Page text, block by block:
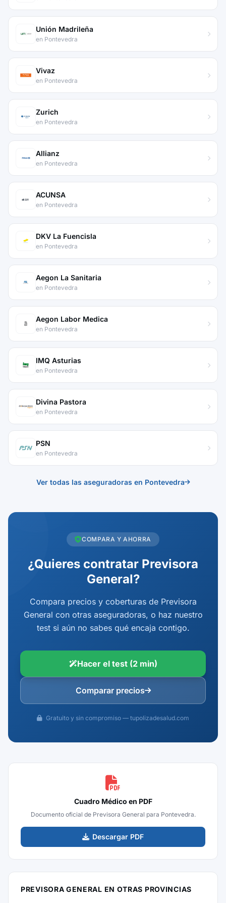
Unión Madrileña
en Pontevedra
Vivaz
en Pontevedra
Zurich
en Pontevedra
Allianz
en Pontevedra
ACUNSA
en Pontevedra
DKV La Fuencisla
en Pontevedra
Aegon La Sanitaria
en Pontevedra
Aegon Labor Medica
en Pontevedra
IMQ Asturias
en Pontevedra
Divina Pastora
en Pontevedra
PSN
en Pontevedra
Ver todas las aseguradoras en Pontevedra
COMPARA Y AHORRA
¿Quieres contratar Previsora
General?
Compara precios y coberturas de Previsora
General con otras aseguradoras, o haz nuestro
test si aún no sabes qué encaja contigo.
Hacer el test (2 min)
Comparar precios
Gratuito y sin compromiso — tupolizadesalud.com
Cuadro Médico en PDF
Documento oficial de Previsora General para Pontevedra.
Descargar PDF
PREVISORA GENERAL EN OTRAS PROVINCIAS